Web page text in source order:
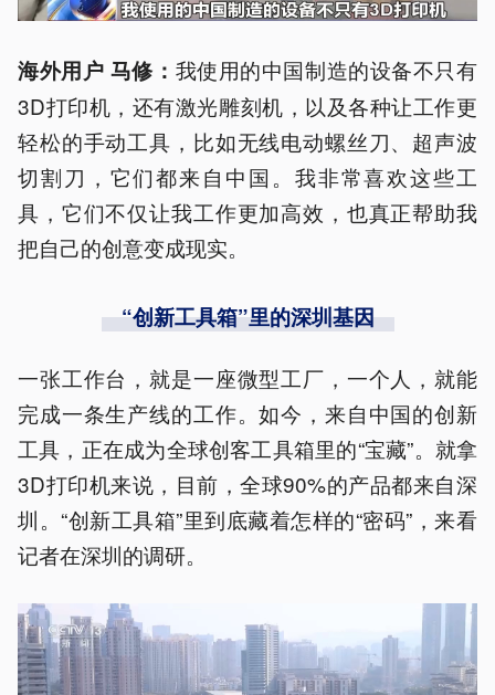
海外用户 马修： 我使用的中国制造的设备不只有
3D打印机，还有激光雕刻机，以及各种让工作更
轻松的手动工具，比如无线电动螺丝刀、超声波
切割刀，它们都来自中国。我非常喜欢这些工
具，它们不仅让我工作更加高效，也真正帮助我
把自己的创意变成现实。
“创新工具箱”里的深圳基因
一张工作台，就是一座微型工厂，一个人，就能
完成一条生产线的工作。如今，来自中国的创新
工具，正在成为全球创客工具箱里的“宝藏”。就拿
3D打印机来说，目前，全球90%的产品都来自深
圳。“创新工具箱”里到底藏着怎样的“密码”，来看
记者在深圳的调研。